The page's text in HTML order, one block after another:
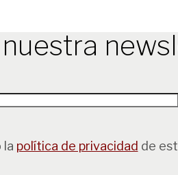
la política de privacidad de